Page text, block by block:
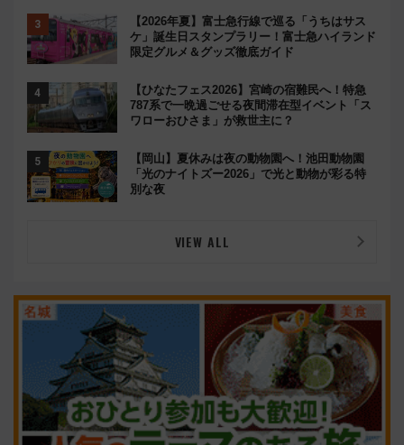
【2026年夏】富士急行線で巡る「うちはサス
ケ」誕生日スタンプラリー！富士急ハイランド
限定グルメ＆グッズ徹底ガイド
【ひなたフェス2026】宮崎の宿難民へ！特急
787系で一晩過ごせる夜間滞在型イベント「ス
ワローおひさま」が救世主に？
【岡山】夏休みは夜の動物園へ！池田動物園
「光のナイトズー2026」で光と動物が彩る特
別な夜
VIEW ALL